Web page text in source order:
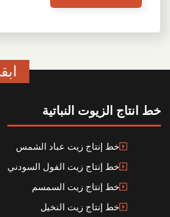
خط انتاج الزيوت النباتية
خط إنتاج زيت عباد الشمس
خط إنتاج زيت الفول السودني
خط إنتاج زيت السمسم
خط إنتاج زيت النخيل